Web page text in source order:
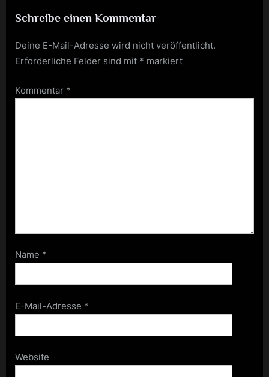
Schreibe einen Kommentar
Deine E-Mail-Adresse wird nicht veröffentlicht.
Erforderliche Felder sind mit * markiert
Kommentar *
Name *
E-Mail-Adresse *
Website